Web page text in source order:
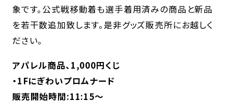
象です。公式戦移動着も選手着用済みの商品と新品
を若干数追加致します。是非グッズ販売所にお越しく
ださい。
アパレル商品、1,000円くじ
・1Fにぎわいプロムナード
販売開始時間:11:15～